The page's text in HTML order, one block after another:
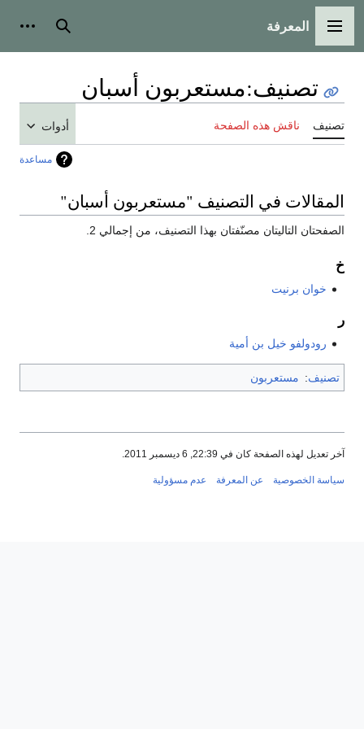
القائمة الرئيسية
المعرفة بحث
تصنيف:مستعربون أسبان
تصنيف ناقش هذه الصفحة أدوات
مساعدة
المقالات في التصنيف "مستعربون أسبان"
الصفحتان التاليتان مصنّفتان بهذا التصنيف، من إجمالي 2.
خ
خوان برنيت
ر
رودولفو خيل بن أمية
تصنيف: مستعربون
آخر تعديل لهذه الصفحة كان في 22:39, 6 ديسمبر 2011.
سياسة الخصوصية عن المعرفة عدم مسؤولية